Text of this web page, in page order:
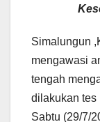
Simalungun
mengawasi
tengah
dilakukan tes
Sabtu (29/7/